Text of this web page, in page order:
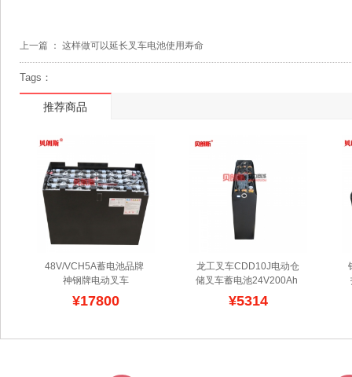
上一篇 ： 这样做可以延长叉车电池使用寿命
Tags：
推荐商品
48V/VCH5A蓄电池品牌
神钢牌电动叉车
8FBM15Z专用电瓶
500Ah 广东电池工厂
为动力来源,这款铅酸叉车
¥17800
龙工叉车CDD10J电动仓
储叉车蓄电池24V200Ah
贝朗斯叉车蓄电池厂家
¥5314